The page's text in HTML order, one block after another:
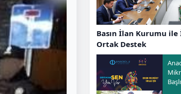
Basın İlan Kurumu ile
Ortak Destek